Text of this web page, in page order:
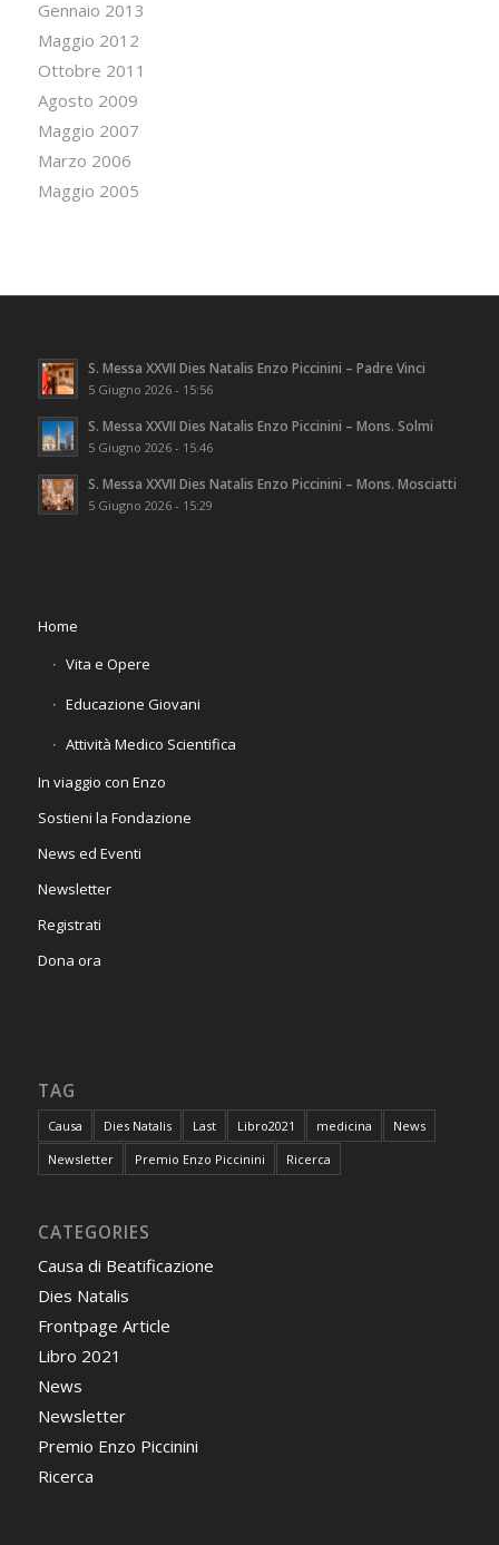
Gennaio 2013
Maggio 2012
Ottobre 2011
Agosto 2009
Maggio 2007
Marzo 2006
Maggio 2005
S. Messa XXVII Dies Natalis Enzo Piccinini – Padre Vinci
5 Giugno 2026 - 15:56
S. Messa XXVII Dies Natalis Enzo Piccinini – Mons. Solmi
5 Giugno 2026 - 15:46
S. Messa XXVII Dies Natalis Enzo Piccinini – Mons. Mosciatti
5 Giugno 2026 - 15:29
Home
Vita e Opere
Educazione Giovani
Attività Medico Scientifica
In viaggio con Enzo
Sostieni la Fondazione
News ed Eventi
Newsletter
Registrati
Dona ora
TAG
Causa Dies Natalis Last Libro2021 medicina
News
Newsletter
Premio Enzo Piccinini Ricerca
CATEGORIES
Causa di Beatificazione
Dies Natalis
Frontpage Article
Libro 2021
News
Newsletter
Premio Enzo Piccinini
Ricerca